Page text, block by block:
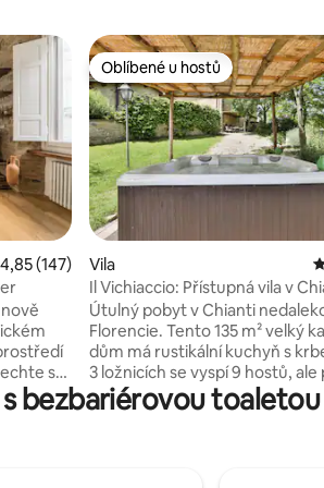
hodnocení 4,85 z 5, 147 hodnocení
4,85 (147)
se
zdmi
Oblíbené u hostů
Oblíbené u hostů
Vila
Il Vichiaccio: Přístupná vila v
vířivkou
Útulný pobyt v Chianti
Florencie. Tento 135 m² velký
dům má rustikální kuchyň s
3 ložnicích se vyspí 9 hostů, ale
skupiny 11 osob je k dispozici i
Menší skupiny si ji mohou
bezbariérovou